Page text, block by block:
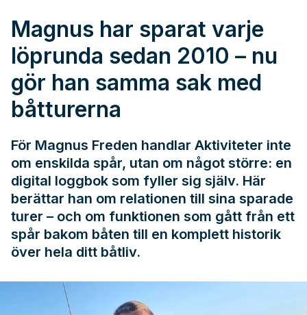
Magnus har sparat varje
löprunda sedan 2010 – nu
gör han samma sak med
båtturerna
För Magnus Freden handlar Aktiviteter inte
om enskilda spår, utan om något större: en
digital loggbok som fyller sig själv. Här
berättar han om relationen till sina sparade
turer – och om funktionen som gått från ett
spår bakom båten till en komplett historik
över hela ditt båtliv.